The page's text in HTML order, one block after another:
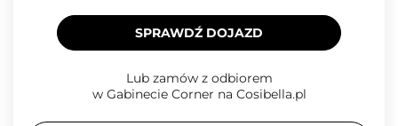
SPRAWDŹ DOJAZD
Lub zamów z odbiorem
w Gabinecie Corner na Cosibella.pl